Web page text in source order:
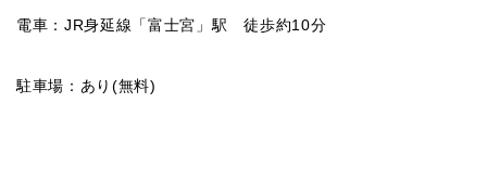
電車：JR身延線「富士宮」駅 徒歩約10分
駐車場：あり(無料)